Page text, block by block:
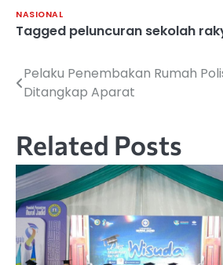
NASIONAL
Tagged peluncuran sekolah
Navigasi
Pelaku Penembakan Rumah
Ditangkap Aparat
Related Posts